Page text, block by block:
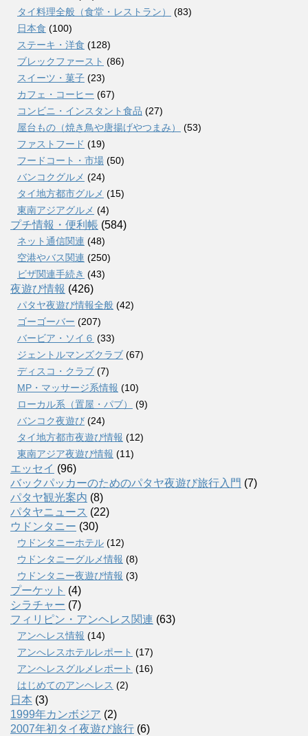
タイ料理全般（食堂・レストラン）
(83)
日本食 (100)
ステーキ・洋食 (128)
ブレックファースト (86)
スイーツ・菓子 (23)
カフェ・コーヒー (67)
コンビニ・インスタント食品 (27)
屋台もの（焼き鳥や唐揚げやつまみ）
(53)
ファストフード (19)
フードコート・市場 (50)
バンコクグルメ (24)
タイ地方都市グルメ (15)
東南アジアグルメ (4)
プチ情報・便利帳 (584)
ネット通信関連 (48)
空港やバス関連 (250)
ビザ関連手続き (43)
夜遊び情報 (426)
パタヤ夜遊び情報全般 (42)
ゴーゴーバー (207)
バービア・ソイ６ (33)
ジェントルマンズクラブ (67)
ディスコ・クラブ (7)
MP・マッサージ系情報 (10)
ローカル系（置屋・パブ）
(9)
バンコク夜遊び (24)
タイ地方都市夜遊び情報 (12)
東南アジア夜遊び情報 (11)
エッセイ (96)
バックパッカーのためのパタヤ夜遊び旅行入門 (7)
パタヤ観光案内 (8)
パタヤニュース (22)
ウドンタニー (30)
ウドンタニーホテル (12)
ウドンタニーグルメ情報 (8)
ウドンタニー夜遊び情報 (3)
プーケット (4)
シラチャー (7)
フィリピン・アンヘレス関連 (63)
アンヘレス情報 (14)
アンへレスホテルレポート (17)
アンヘレスグルメレポート (16)
はじめてのアンヘレス (2)
日本 (3)
1999年カンボジア (2)
2007年初タイ夜遊び旅行 (6)